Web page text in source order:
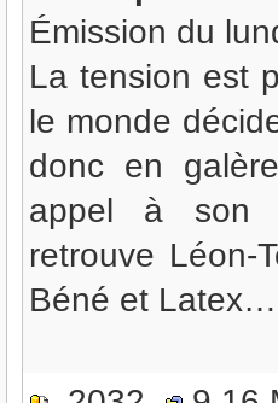
Émission du
La tension est
le monde
donc en
appel à son
retrouve Léon-
Béné et Latex…